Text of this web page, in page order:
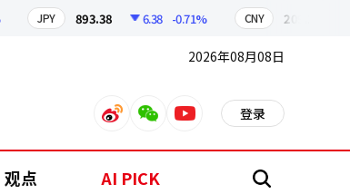
JPY 893.38 6.38 -0.71% CNY 209.17
2026年08月08日
weiboweixinyoutube 登录
观点 AI PICK 搜